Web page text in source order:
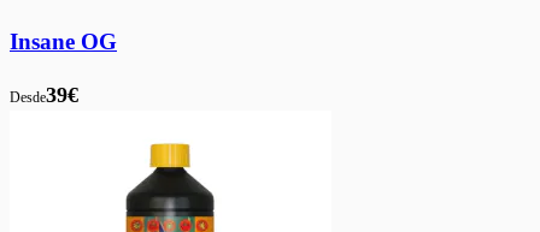
Insane OG
Desde39€